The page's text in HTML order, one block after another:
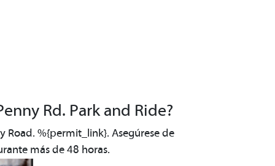
Rd. Park and Ride?
Road. %{permit_link}. Asegúrese de
más de 48 horas.